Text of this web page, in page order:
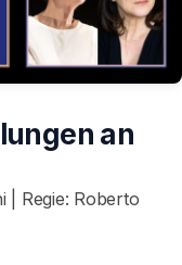
an
| Regie: Roberto